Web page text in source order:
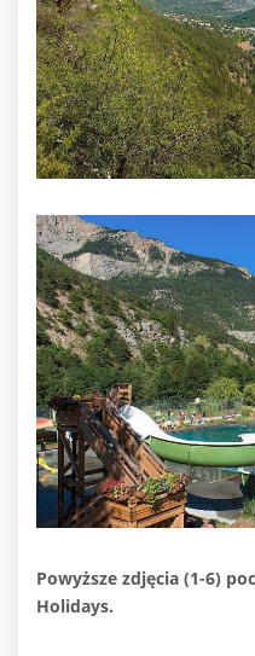
Powyższe zdjęcia (1-6)
Holidays.